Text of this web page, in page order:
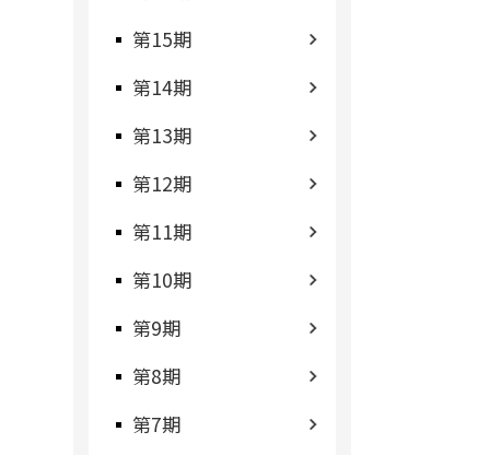
第15期
第14期
第13期
第12期
第11期
第10期
第9期
第8期
第7期